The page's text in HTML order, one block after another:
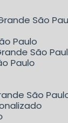
São
Paulo
São
Paulo
São